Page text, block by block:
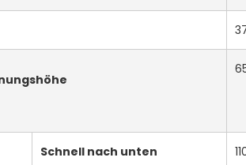
Schnell nach unten